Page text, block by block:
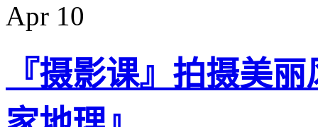
Apr 10
『摄影课』拍摄美